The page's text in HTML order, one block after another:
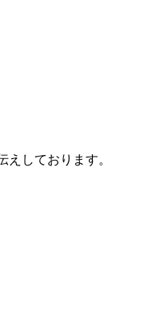
えしております。